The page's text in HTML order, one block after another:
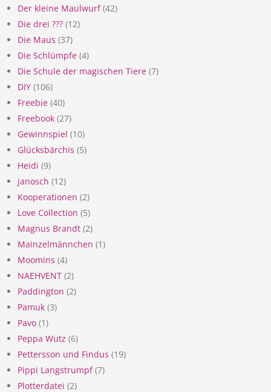
Der kleine Maulwurf(42)
Die drei ??? (12)
Die Maus (37)
Die Schlümpfe (4)
Die Schule der magischen Tiere (7)
DIY (106)
Freebie (40)
Freebook (27)
Gewinnspiel (10)
Glücksbärchis (5)
Heidi (9)
janosch (12)
Kooperationen (2)
Love Collection (5)
Magnus Brandt (2)
Mainzelmännchen (1)
Moomins (4)
NAEHVENT (2)
Paddington (2)
Pamuk (3)
Pavo (1)
Peppa Wutz (6)
Pettersson und Findus (19)
Pippi Langstrumpf(7)
Plotterdatei (2)